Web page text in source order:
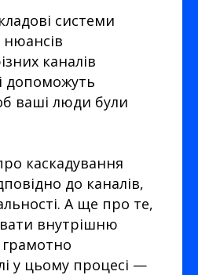
системи
нюансів
каналів
допоможуть
ваші люди були
каскадування
до каналів,
А ще про те,
внутрішню
грамотно
у цьому процесі —